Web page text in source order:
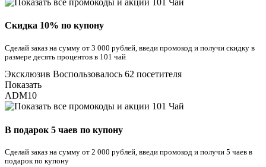
Скидка 10% по купону
Сделай заказ на сумму от 3 000 рублей, введи промокод и получи скидку в
размере десять процентов в 101 чай
Эксклюзив Воспользовалось 62 посетителя
Показать
ADM10
В подарок 5 чаев по купону
Сделай заказ на сумму от 2 000 рублей, введи промокод и получи 5 чаев в
подарок по купону